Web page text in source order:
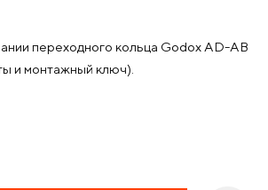
переходного кольца Godox AD-AB
и монтажный ключ).